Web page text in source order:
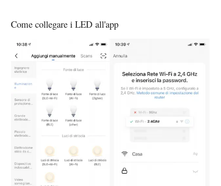
Come collegare i LED all'app